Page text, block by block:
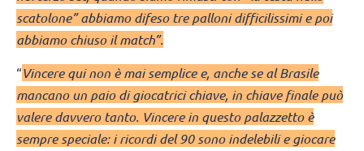
scatolone” abbiamo difeso tre palloni difficilissimi e poi
abbiamo chiuso il match”.
“Vincere qui non è mai semplice e, anche se al Brasile
mancano un paio di giocatrici chiave, in chiave finale può
valere davvero tanto. Vincere in questo palazzetto è
sempre speciale: i ricordi del 90 sono indelebili e giocare